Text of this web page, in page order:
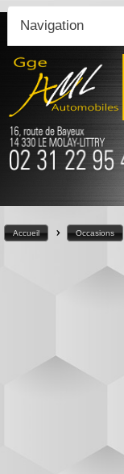
Navigation
Accueil > Occasions